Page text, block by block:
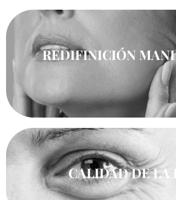
REDIFINICIÓN
CALIDAD DE LA